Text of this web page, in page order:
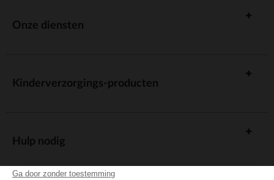
Ga door zonder toestemming
Onze diensten
Kinderverzorgings-producten
Hulp nodig